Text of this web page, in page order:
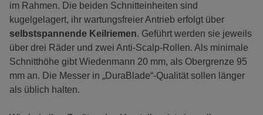
im Rahmen. Die beiden Schnitteinheiten sind
kugelgelagert, ihr wartungsfreier Antrieb erfolgt über
selbstspannende Keilriemen. Geführt werden sie jeweils
über drei Räder und zwei Anti-Scalp-Rollen. Als minimale
Schnitthöhe gibt Wiedenmann 20 mm, als Obergrenze 95
mm an. Die Messer in „DuraBlade“-Qualität sollen länger
als üblich halten.